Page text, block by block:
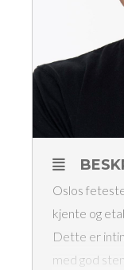
Oslos
kjente og
Dette er
med god